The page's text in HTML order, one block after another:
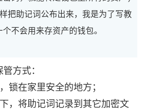
把助记词公布出来，我是为了写教
不会用来存资产的钱包。
方式：
锁在家里安全的地方；
，将助记词记录到其它加密文